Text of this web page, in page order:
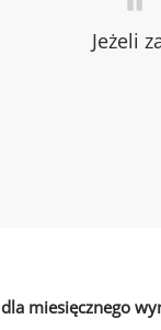
Jeżeli
miesięcznego